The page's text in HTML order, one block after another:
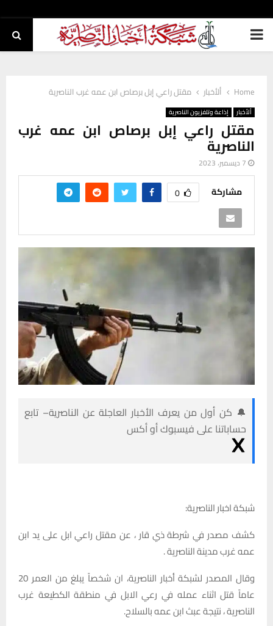
PRIMARY
Home ألأخبار مقتل راعي إبل برصاص ابن عمه غرب الناصرية
ألأخبار إذاعة وتلفزيون الناصرية
مقتل راعي إبل برصاص ابن عمه غرب
الناصرية
7 ديسمبر، 2023
مشاركة 0
🔔 كن أول من يعرف الأخبار العاجلة عن الناصرية– تابع
حساباتنا على فيسبوك أو أكس
شبكة اخبار الناصرية:
كشف مصدر في شرطة ذي قار ، عن مقتل راعي ابل على يد ابن
عمه غرب مدينة الناصرية .
وقال المصدر لشبكة أخبار الناصرية، ان شخصاً يبلغ من العمر 20
عاماً قتل اثناء عمله في رعي الابل في منطقة الكطيعة غرب
الناصرية ، نتيجة عبث ابن عمه بالسلاح.